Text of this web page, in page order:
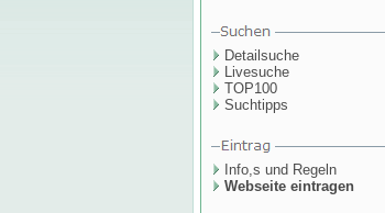
Detailsuche
Livesuche
TOP100
Suchtipps
Info,s und Regeln
Webseite eintragen